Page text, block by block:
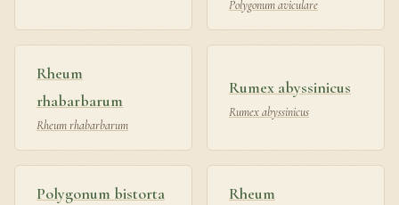
Polygonum aviculare
Rheum
rhabarbarum
Rheum rhabarbarum
Rumex abyssinicus
Rumex abyssinicus
Polygonum bistorta Rheum